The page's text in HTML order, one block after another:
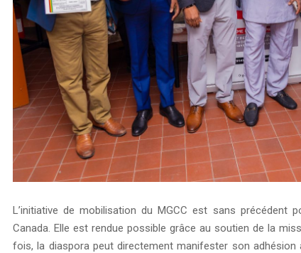
L’initiative de mobilisation du MGCC est sans précédent
Canada. Elle est rendue possible grâce au soutien de la
fois, la diaspora peut directement manifester son adhésion